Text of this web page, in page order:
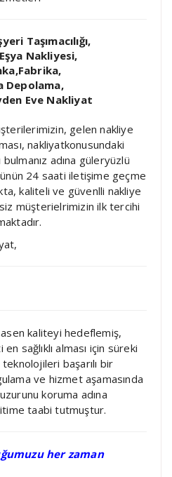
Taşımacılığı,
Nakliyesi,
Depolama,
Eve Nakliyat
gelen nakliye
nakliyatkonusundaki
bulmanız adına güleryüzlü
24 saati iletişime geçme
kaliteli ve güvenlli nakliye
müşterielrimizin ilk tercihi
kaliteyi hedeflemiş,
sağlıklı alması için süreki
başarılı bir
ve hizmet aşamasında
koruma adına
taabi tutmuştur.
her zaman